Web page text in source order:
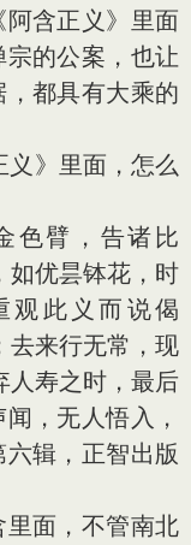
含正义》里面
的公案，也让
，都具有大乘的
》里面，怎么
臂，告诸比
如优昙钵花，时
观此义而说偈
去来行无常，现
人寿之时，最后
，无人悟入，
辑，正智出版
面，不管南北